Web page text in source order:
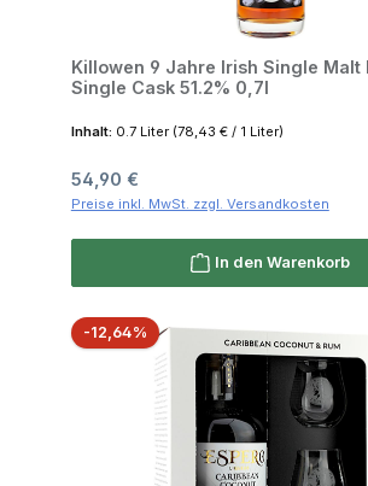
Killowen 9 Jahre Irish Single Malt
Single Cask 51.2% 0,7l
Inhalt: 0.7 Liter (78,43 € / 1 Liter)
Regulärer Preis:
54,90 €
Preise inkl. MwSt. zzgl. Versandkosten
In den Warenkorb
-12,64%Rabatt